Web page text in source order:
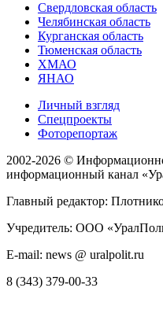
Свердловская область
Челябинская область
Курганская область
Тюменская область
ХМАО
ЯНАО
Личный взгляд
Спецпроекты
Фоторепортаж
2002-2026 ©
информационный канал
Главный редактор:
Учредитель: ООО
E-mail: news @ uralpolit.ru
8 (343) 379-00-33